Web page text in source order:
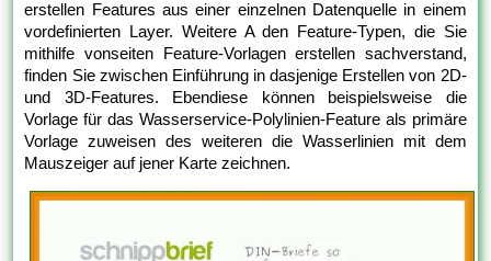
erstellen Features aus einer einzelnen Datenquelle in einem
vordefinierten Layer. Weitere A den Feature-Typen, die Sie
mithilfe vonseiten Feature-Vorlagen erstellen sachverstand,
finden Sie zwischen Einführung in dasjenige Erstellen von 2D-
und 3D-Features. Ebendiese können beispielsweise die
Vorlage für das Wasserservice-Polylinien-Feature als primäre
Vorlage zuweisen des weiteren die Wasserlinien mit dem
Mauszeiger auf jener Karte zeichnen.